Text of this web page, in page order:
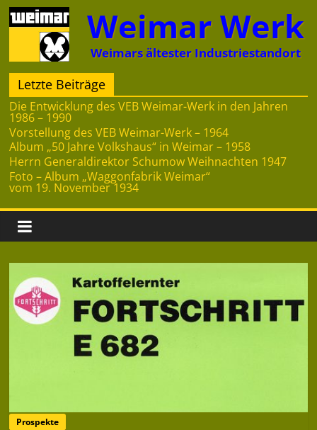
Zum
Inhalt
springen
Weimar Werk
Weimars ältester Industriestandort
Letzte Beiträge
Die Entwicklung des VEB Weimar-Werk in den Jahren
1986 – 1990
Vorstellung des VEB Weimar-Werk – 1964
Album „50 Jahre Volkshaus“ in Weimar – 1958
Herrn Generaldirektor Schumow Weihnachten 1947
Foto – Album „Waggonfabrik Weimar“
vom 19. November 1934
Prospekte